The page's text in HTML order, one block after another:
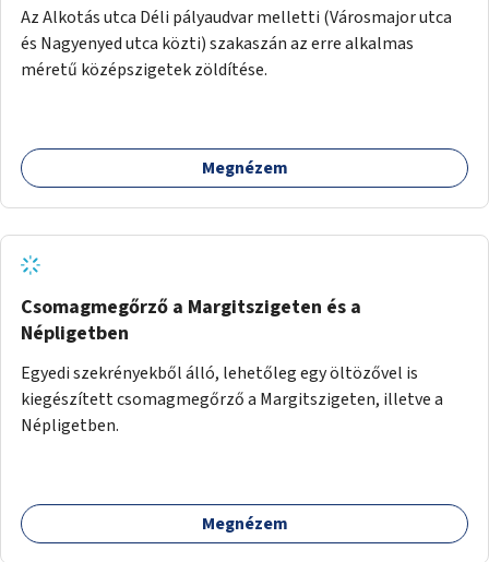
Az Alkotás utca Déli pályaudvar melletti (Városmajor utca
és Nagyenyed utca közti) szakaszán az erre alkalmas
méretű középszigetek zöldítése.
Megnézem
Csomagmegőrző a Margitszigeten és a
Népligetben
Egyedi szekrényekből álló, lehetőleg egy öltözővel is
kiegészített csomagmegőrző a Margitszigeten, illetve a
Népligetben.
Megnézem